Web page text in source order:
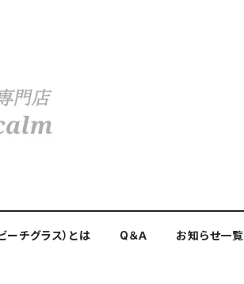
ーチグラス）とは Q＆Ａ お知らせ一覧